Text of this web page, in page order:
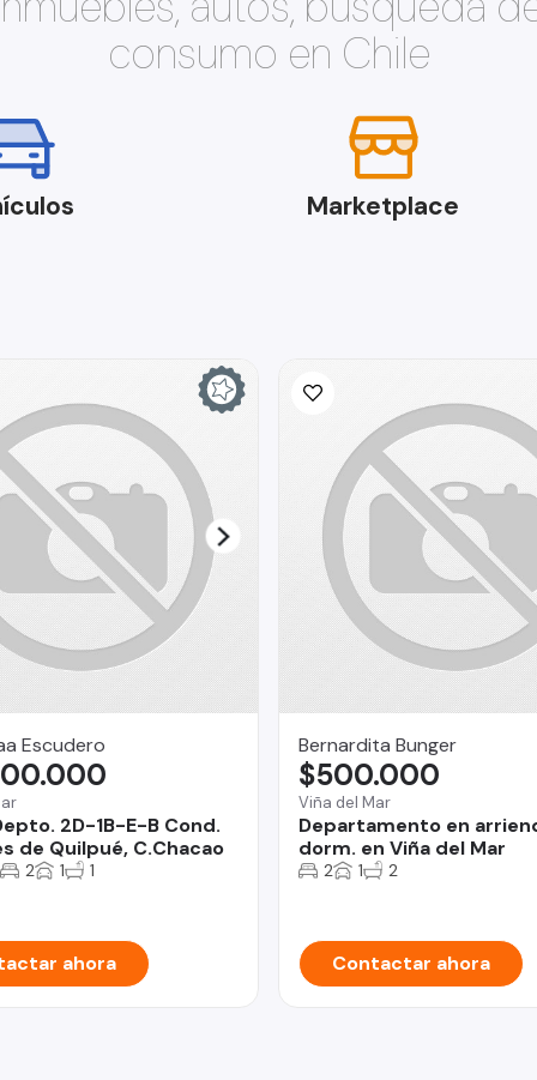
consumo en Chile
Marketplace
Escudero
2D-1B-E-B Cond.
de Quilpué, C.Chacao
2 1 1
ahora
Bernardita Bunger
Viña del Mar
Departamento en
dorm. en Viña del Mar
$500.000
2 1 2
Contactar ahora